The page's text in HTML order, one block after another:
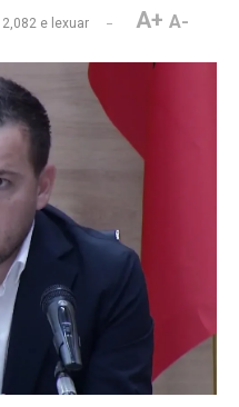
2,082 e lexuar A+ A-